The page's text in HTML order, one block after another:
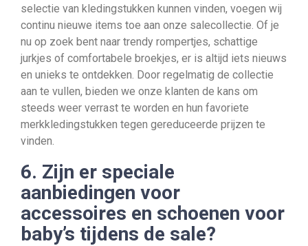
selectie van kledingstukken kunnen vinden, voegen wij
continu nieuwe items toe aan onze salecollectie. Of je
nu op zoek bent naar trendy rompertjes, schattige
jurkjes of comfortabele broekjes, er is altijd iets nieuws
en unieks te ontdekken. Door regelmatig de collectie
aan te vullen, bieden we onze klanten de kans om
steeds weer verrast te worden en hun favoriete
merkkledingstukken tegen gereduceerde prijzen te
vinden.
6. Zijn er speciale
aanbiedingen voor
accessoires en schoenen voor
baby’s tijdens de sale?